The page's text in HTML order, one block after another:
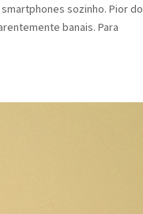
sozinho. Pior do
banais. Para